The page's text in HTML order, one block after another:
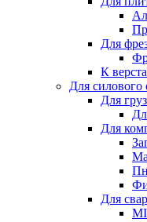
Для
К
Для силового
Для
Для
Для